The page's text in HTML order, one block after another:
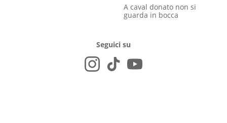
A caval donato non si
guarda in bocca
Seguici su